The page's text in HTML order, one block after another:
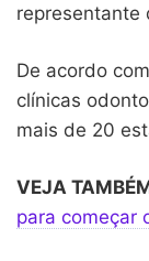
representante
De acordo
clínicas
mais de 20
VEJA
para começar